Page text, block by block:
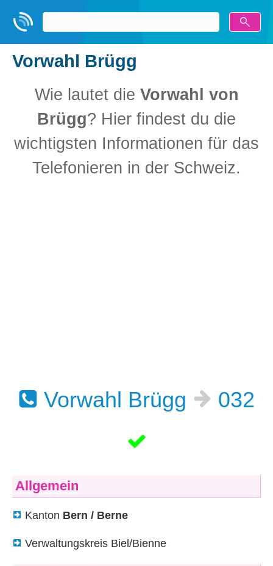
Vorwahl Brügg
Wie lautet die Vorwahl von
Brügg? Hier findest du die
wichtigsten Informationen für das
Telefonieren in der Schweiz.
Vorwahl Brügg 032
Allgemein
Kanton Bern / Berne
Verwaltungskreis Biel/Bienne